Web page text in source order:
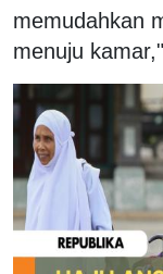
memudahkan
menuju